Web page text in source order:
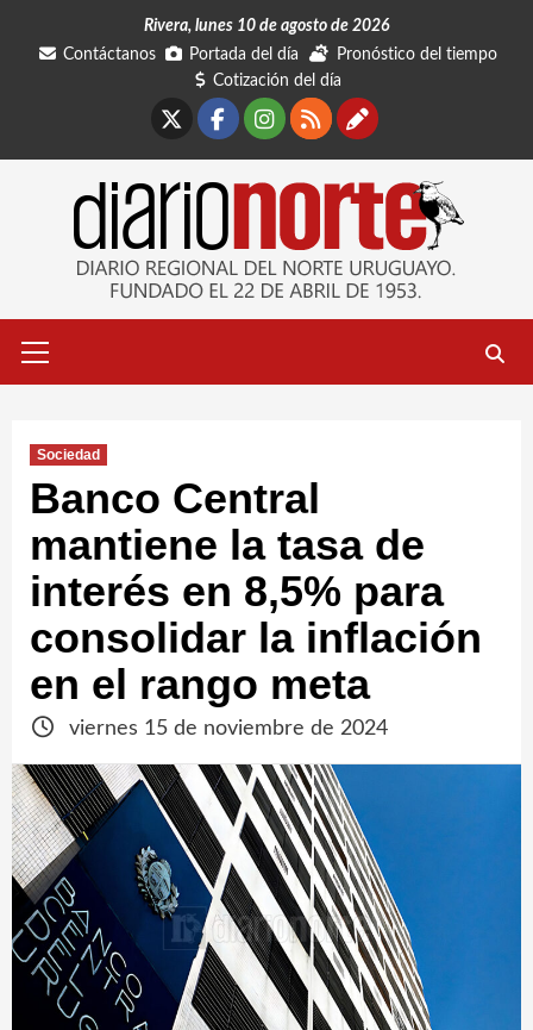
Rivera, lunes 10 de agosto de 2026
Contáctanos
Portada del día
Pronóstico del tiempo
Cotización del día
Facebook
Instagram
RSSContáctanos
primario
Sociedad
Banco Central
mantiene la tasa de
interés en 8,5% para
consolidar la inflación
en el rango meta
viernes 15 de noviembre de 2024